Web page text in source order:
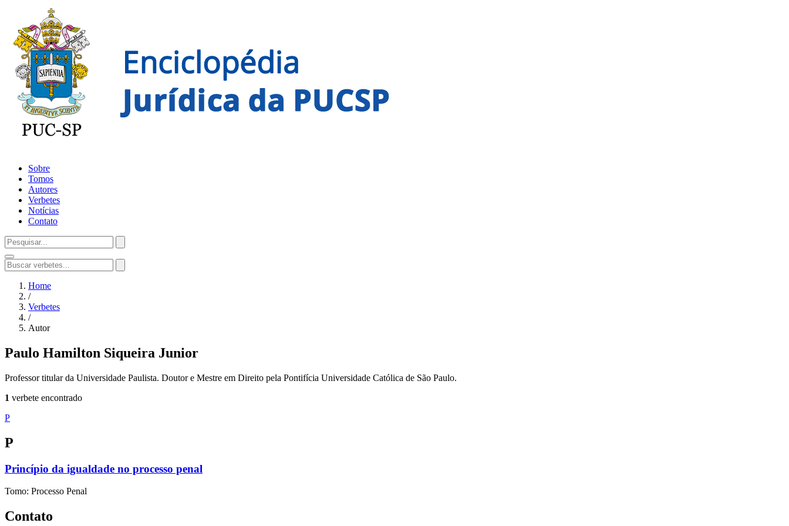
Sobre
Tomos
Autores
Verbetes
Notícias
Contato
Home
/
Verbetes
/
Autor
Paulo Hamilton Siqueira Junior
Professor titular da Universidade Paulista. Doutor e Mestre em Direito pela Pontifícia Universidade Católica de São Paulo.
1 verbete encontrado
P
P
Princípio da igualdade no processo penal
Tomo: Processo Penal
Contato